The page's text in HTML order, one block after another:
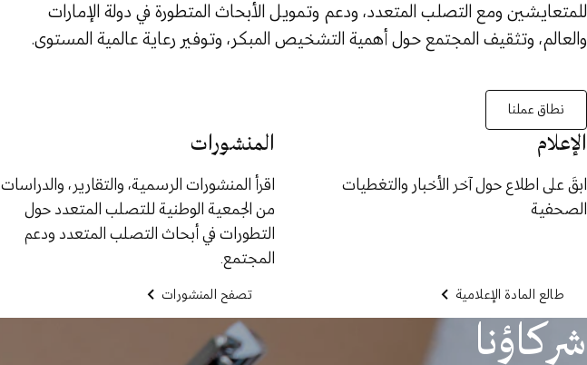
للمتعايشين ومع التصلب المتعدد، ودعم وتمويل الأبحاث المتطورة في دولة الإمارات
والعالم، وتثقيف المجتمع حول أهمية التشخيص المبكر، وتوفير رعاية عالمية المستوى.
نطاق عملنا
الإعلام
ابقَ على اطلاع حول آخر الأخبار والتغطيات
الصحفية
طالع المادة الإعلامية
المنشورات
اقرأ المنشورات الرسمية، والتقارير، والدراسات
من الجمعية الوطنية للتصلب المتعدد حول
التطورات في أبحاث التصلب المتعدد ودعم
المجتمع.
تصفح المنشورات
شركاؤنا